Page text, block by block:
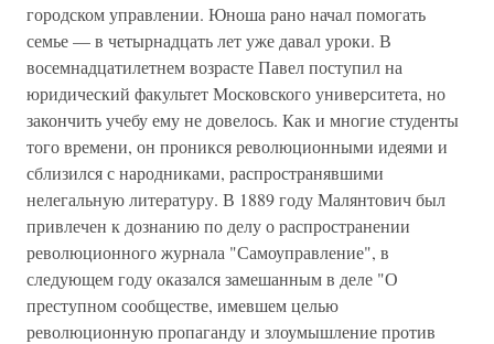
городском управлении. Юноша рано начал помогать
семье — в четырнадцать лет уже давал уроки. В
восемнадцатилетнем возрасте Павел поступил на
юридический факультет Московского университета, но
закончить учебу ему не довелось. Как и многие студенты
того времени, он проникся революционными идеями и
сблизился с народниками, распространявшими
нелегальную литературу. В 1889 году Малянтович был
привлечен к дознанию по делу о распространении
революционного журнала "Самоуправление", в
следующем году оказался замешанным в деле "О
преступном сообществе, имевшем целью
революционную пропаганду и злоумышление против